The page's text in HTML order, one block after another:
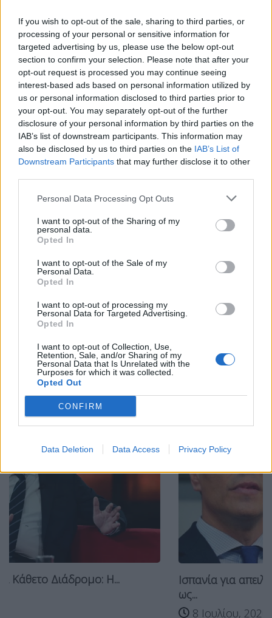
If you wish to opt-out of the sale, sharing to third parties, or
processing of your personal or sensitive information for
targeted advertising by us, please use the below opt-out
section to confirm your selection. Please note that after your
opt-out request is processed you may continue seeing
interest-based ads based on personal information utilized by
us or personal information disclosed to third parties prior to
your opt-out. You may separately opt-out of the further
disclosure of your personal information by third parties on the
IAB’s list of downstream participants. This information may
also be disclosed by us to third parties on the IAB’s List of
Downstream Participants that may further disclose it to other
Personal Data Processing Opt Outs
I want to opt-out of the Sharing of my
personal data.
Opted In
I want to opt-out of the Sale of my
Personal Data.
Opted In
I want to opt-out of processing my
Personal Data for Targeted Advertising.
Opted In
I want to opt-out of Collection, Use,
Retention, Sale, and/or Sharing of my
Personal Data that Is Unrelated with the
Purposes for which it was collected.
Opted Out
CONFIRM
Data Deletion Data Access Privacy Policy
Παράλληλα, στο επίκεντρο των συζητήσεων
βρέθηκε ηαπανθρακοποίησητης ναυτιλίας, με
τον Β. Κικίλια να δίνει έμφαση στην ανάγκη μιας
ρεαλιστικής προσέγγισης σε ευρωπαϊκό και
διεθνές επίπεδο, ιδίως υπό το πρίσμα των
σχετικών συζητήσεων στον Διεθνή Ναυτιλιακό
Οργανισμό (ΙΜΟ). Στο πλαίσιο αυτό,
επισημάνθηκε ότι η μετάβαση θα πρέπει να
λαμβάνει υπόψη τις πραγματικές δυνατότητες της
καυσίμωνκαι τις πιέσεις που αντιμετωπίζει η
ευρωπαϊκή οικονομία και η μέση ευρωπαϊκή
οικογένεια.
Facebook Share on X Bluesky
Σχετικά Άρθρα
Ισπανία για απειλές Τραμπ: Τις